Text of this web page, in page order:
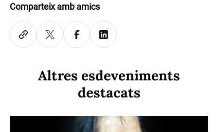
Comparteix amb amics
Altres esdeveniments
destacats